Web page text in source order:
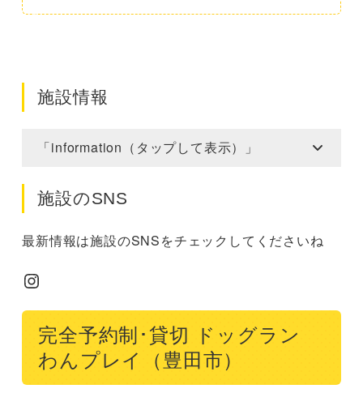
施設情報
「information（タップして表示）」
施設のSNS
最新情報は施設のSNSをチェックしてくださいね
Instagram
完全予約制･貸切 ドッグラン
わんプレイ（豊田市）